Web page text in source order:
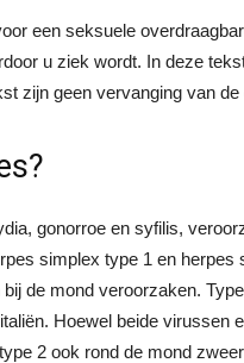
een seksuele
u ziek wordt. In deze
zijn geen vervanging van
gonorroe en syfilis,
simplex type 1 en
de mond veroorzaken.
Hoewel beide virussen
2 ook rond de mond